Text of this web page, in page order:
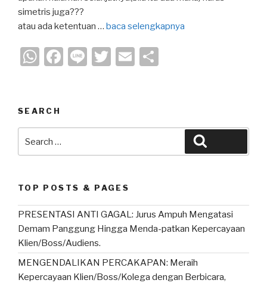
simetris juga???
atau ada ketentuan … baca selengkapnya
W
s
A
p
F
b
o
k
Li T
E
SEARCH
for:
TOP POSTS & PAGES
PRESENTASI ANTI GAGAL: Jurus Ampuh Mengatasi
Demam Panggung Hingga Menda-patkan Kepercayaan
Klien/Boss/Audiens.
MENGENDALIKAN PERCAKAPAN: Meraih
Kepercayaan Klien/Boss/Kolega dengan Berbicara,